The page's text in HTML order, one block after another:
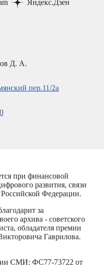
Яндекс.Дзен
Д. А.
пер.11/2а
при финансовой
развития, связи
Федерации.
за
архива - советского
обладателя премии
Гаврилова.
СМИ: ФС77-73722 от